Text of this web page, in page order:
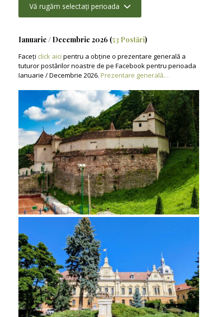
Vă rugăm selectați perioada
Ianuarie / Decembrie 2026 (53 Postări)
Faceți click aici pentru a obține o prezentare generală a
tuturor postărilor noastre de pe Facebook pentru perioada
Ianuarie / Decembrie 2026. Prezentare generală…